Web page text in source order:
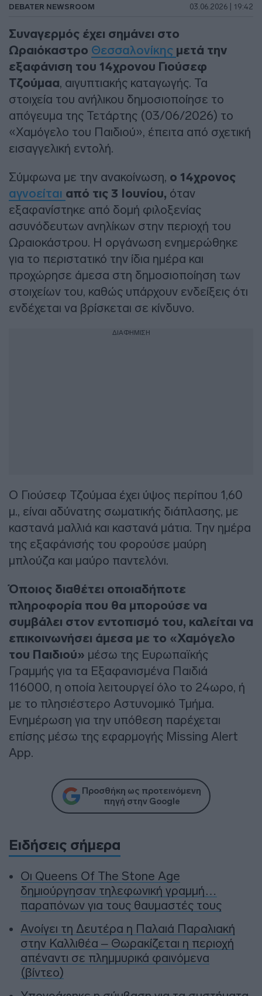
DEBATER NEWSROOM 03.06.2026 | 19:42
Συναγερμός έχει σημάνει στο
Ωραιόκαστρο Θεσσαλονίκης μετά την
εξαφάνιση του 14χρονου Γιούσεφ
Τζούμαα, αιγυπτιακής καταγωγής. Τα
στοιχεία του ανήλικου δημοσιοποίησε το
απόγευμα της Τετάρτης (03/06/2026) το
«Χαμόγελο του Παιδιού», έπειτα από σχετική
εισαγγελική εντολή.
Σύμφωνα με την ανακοίνωση, ο 14χρονος
αγνοείται από τις 3 Ιουνίου, όταν
εξαφανίστηκε από δομή φιλοξενίας
ασυνόδευτων ανηλίκων στην περιοχή του
Ωραιοκάστρου. Η οργάνωση ενημερώθηκε
για το περιστατικό την ίδια ημέρα και
προχώρησε άμεσα στη δημοσιοποίηση των
στοιχείων του, καθώς υπάρχουν ενδείξεις ότι
ενδέχεται να βρίσκεται σε κίνδυνο.
ΔΙΑΦΗΜΙΣΗ
Ο Γιούσεφ Τζούμαα έχει ύψος περίπου 1,60
μ., είναι αδύνατης σωματικής διάπλασης, με
καστανά μαλλιά και καστανά μάτια. Την ημέρα
της εξαφάνισής του φορούσε μαύρη
μπλούζα και μαύρο παντελόνι.
Όποιος διαθέτει οποιαδήποτε
πληροφορία που θα μπορούσε να
συμβάλει στον εντοπισμό του, καλείται να
επικοινωνήσει άμεσα με το «Χαμόγελο
του Παιδιού» μέσω της Ευρωπαϊκής
Γραμμής για τα Εξαφανισμένα Παιδιά
116000, η οποία λειτουργεί όλο το 24ωρο, ή
με το πλησιέστερο Αστυνομικό Τμήμα.
Ενημέρωση για την υπόθεση παρέχεται
επίσης μέσω της εφαρμογής Missing Alert
App.
Προσθήκη ως προτεινόμενη
πηγή στην Google
Ειδήσεις σήμερα
Οι Queens Of The Stone Age
δημιούργησαν τηλεφωνική γραμμή…
παραπόνων για τους θαυμαστές τους
Ανοίγει τη Δευτέρα η Παλαιά Παραλιακή
στην Καλλιθέα – Θωρακίζεται η περιοχή
απέναντι σε πλημμυρικά φαινόμενα
(βίντεο)